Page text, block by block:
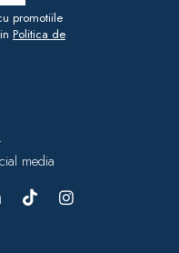
promotiile
Politica de
media